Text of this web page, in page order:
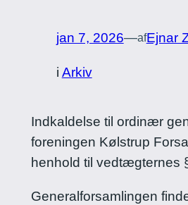
jan 7, 2026—afEjnar
i Arkiv
Indkaldelse til ordinær
foreningen Kølstrup
henhold til vedtægternes
Generalforsamlingen